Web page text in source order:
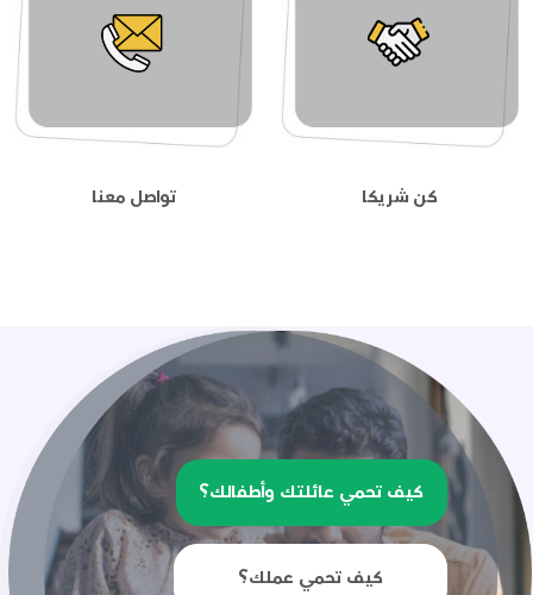
كن شريكا تواصل معنا
كيف تحمي عائلتك وأطفالك؟
كيف تحمي عملك؟